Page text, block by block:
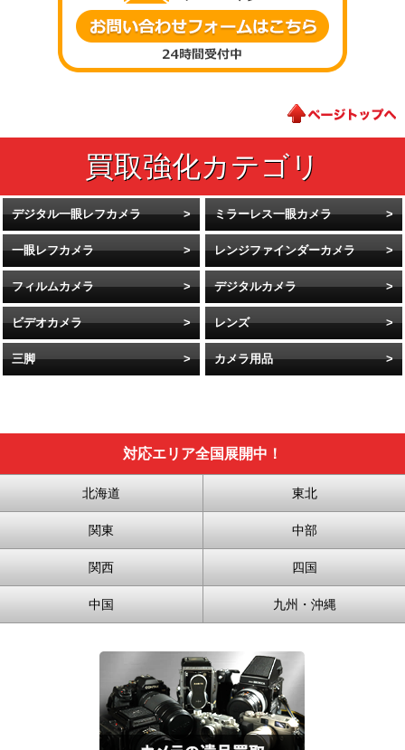
デジタル一眼レフカメラ ミラーレス一眼カメラ
一眼レフカメラ レンジファインダーカメラ
フィルムカメラ デジタルカメラ
ビデオカメラ レンズ
三脚 カメラ用品
対応エリア全国展開中！
北海道 東北
関東 中部
関西 四国
中国 九州・沖縄